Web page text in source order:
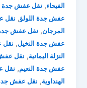
الفيحاء, نقل عفش جدة
عفش جدة اللولؤ, نقل
المرجان, نقل عفش جدة
عفش جدة النخيل, نقل
النزلة اليمانية, نقل
عفش جدة النعيم, نقل
الهنداوية, نقل عفش جدة